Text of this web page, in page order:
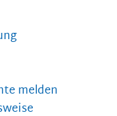
melden